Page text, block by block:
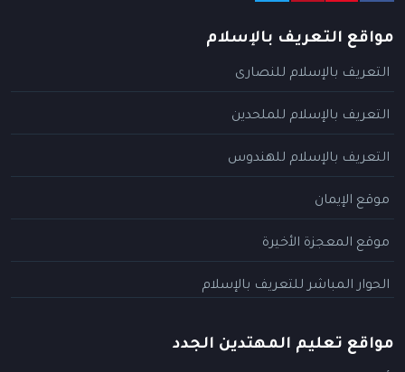
مواقع التعريف بالإسلام
التعريف بالإسلام للنصارى
التعريف بالإسلام للملحدين
التعريف بالإسلام للهندوس
موقع الإيمان
موقع المعجزة الأخيرة
الحوار المباشر للتعريف بالإسلام
مواقع تعليم المهتدين الجدد